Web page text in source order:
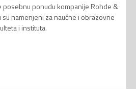
posebnu ponudu kompanije Rohde &
namenjeni za naučne i obrazovne
i instituta.